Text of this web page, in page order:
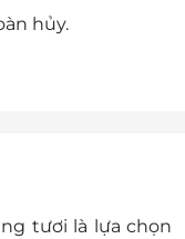
hủy.
tươi là lựa chọn